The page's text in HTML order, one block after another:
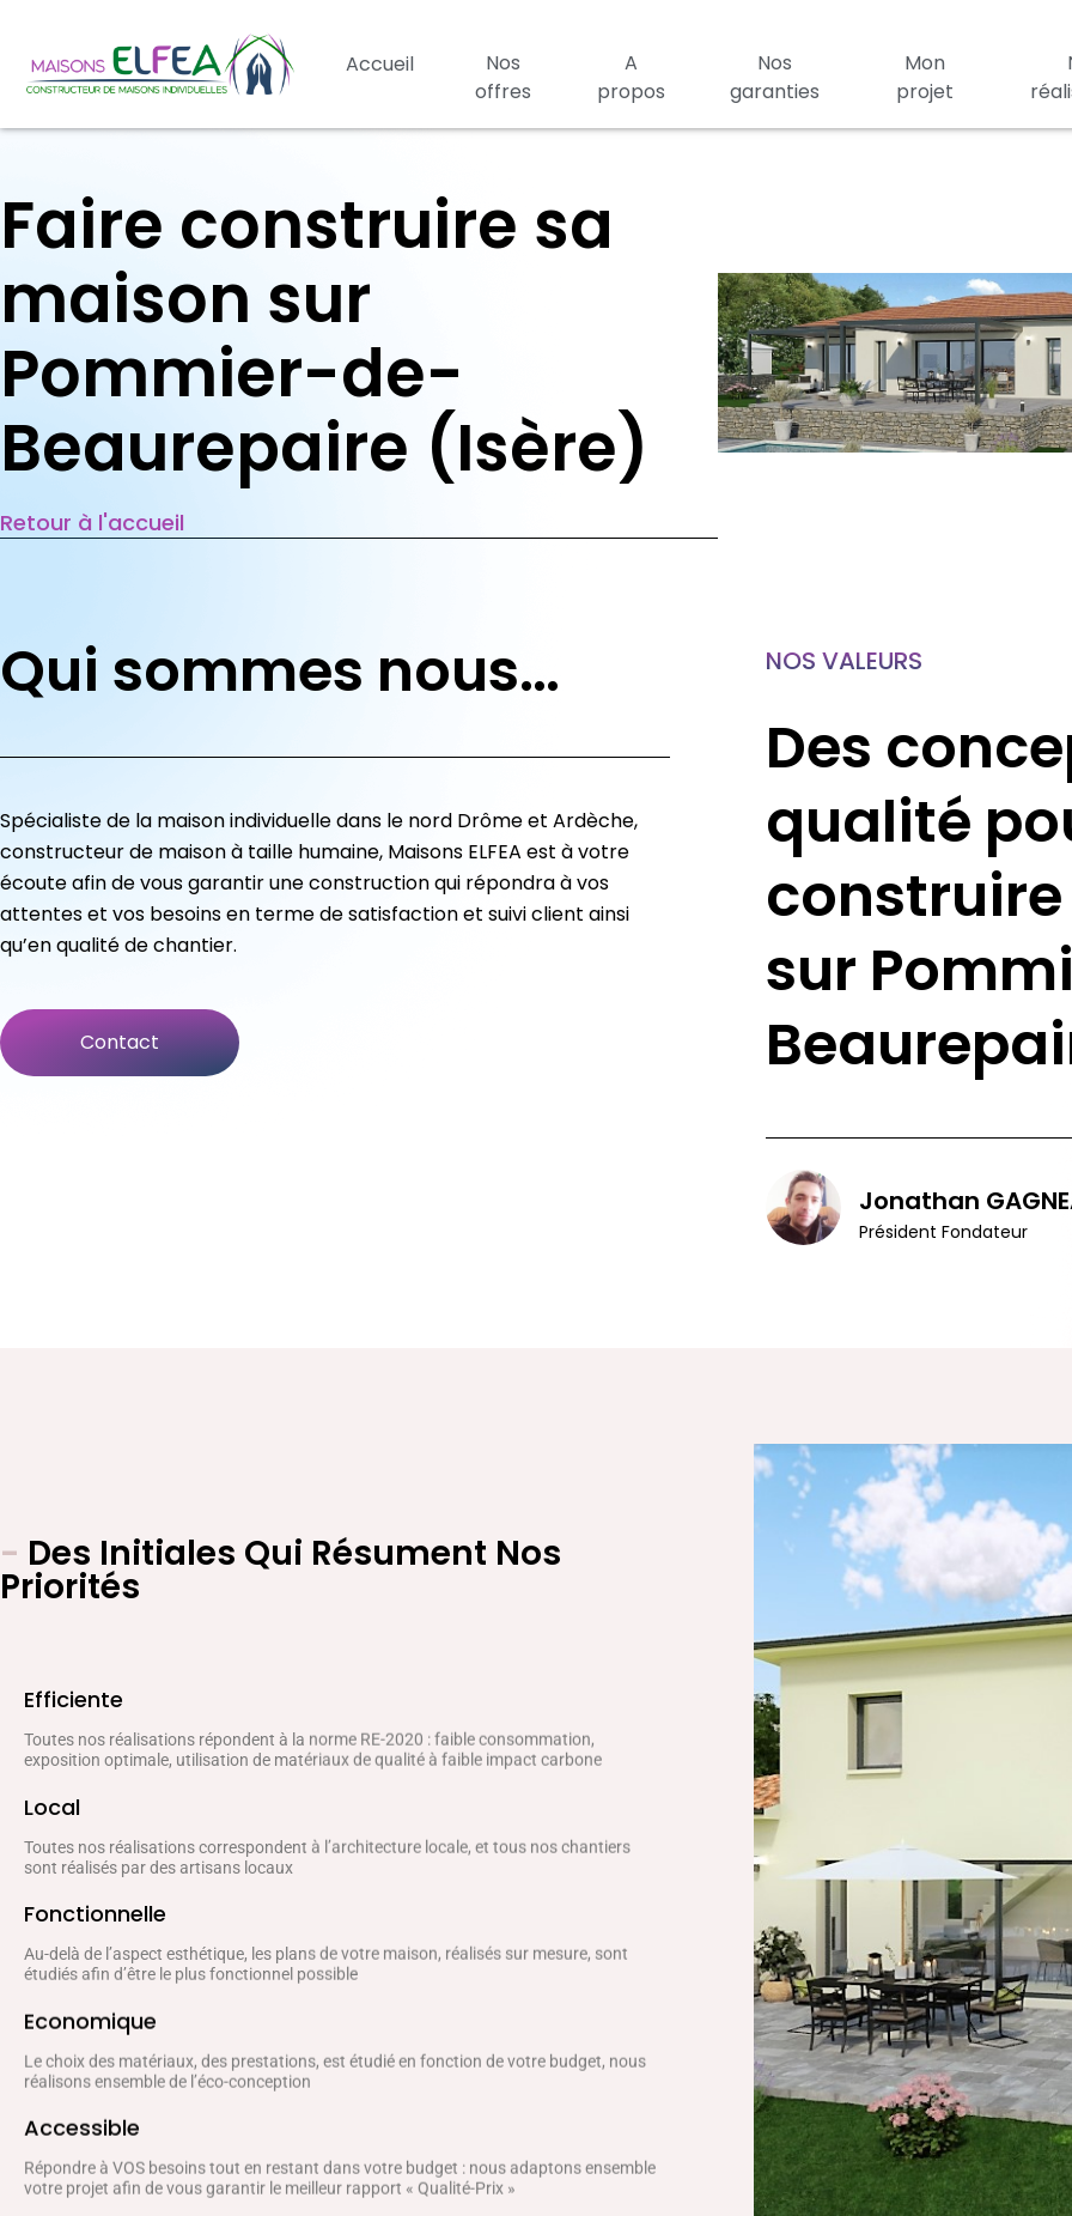
Accueil
Nos
offres
A
propos
Nos
garanties
Mon
projet
Faire construire sa
maison sur
Pommier-de-
Beaurepaire (Isère)
Retour à l'accueil
Qui sommes nous…
Spécialiste de la maison individuelle dans le nord Drôme et Ardèche,
constructeur de maison à taille humaine, Maisons ELFEA est à votre
écoute afin de vous garantir une construction qui répondra à vos
attentes et vos besoins en terme de satisfaction et suivi client ainsi
qu’en qualité de chantier.
Contact
NOS VALEURS
Des
qualité
sur
Jonathan
Président Fondateur
- Des Initiales Qui Résument Nos
Priorités
Efficiente
Toutes nos réalisations répondent à la norme RE-2020 : faible consommation,
exposition optimale, utilisation de matériaux de qualité à faible impact carbone
Local
Toutes nos réalisations correspondent à l’architecture locale, et tous nos chantiers
sont réalisés par des artisans locaux
Fonctionnelle
Au-delà de l’aspect esthétique, les plans de votre maison, réalisés sur mesure, sont
étudiés afin d’être le plus fonctionnel possible
Economique
Le choix des matériaux, des prestations, est étudié en fonction de votre budget, nous
réalisons ensemble de l’éco-conception
Accessible
Répondre à VOS besoins tout en restant dans votre budget : nous adaptons ensemble
votre projet afin de vous garantir le meilleur rapport « Qualité-Prix »